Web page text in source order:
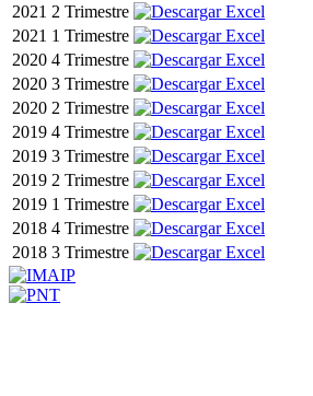
2021 2 Trimestre
2021 1 Trimestre
2020 4 Trimestre
2020 3 Trimestre
2020 2 Trimestre
2019 4 Trimestre
2019 3 Trimestre
2019 2 Trimestre
2019 1 Trimestre
2018 4 Trimestre
2018 3 Trimestre